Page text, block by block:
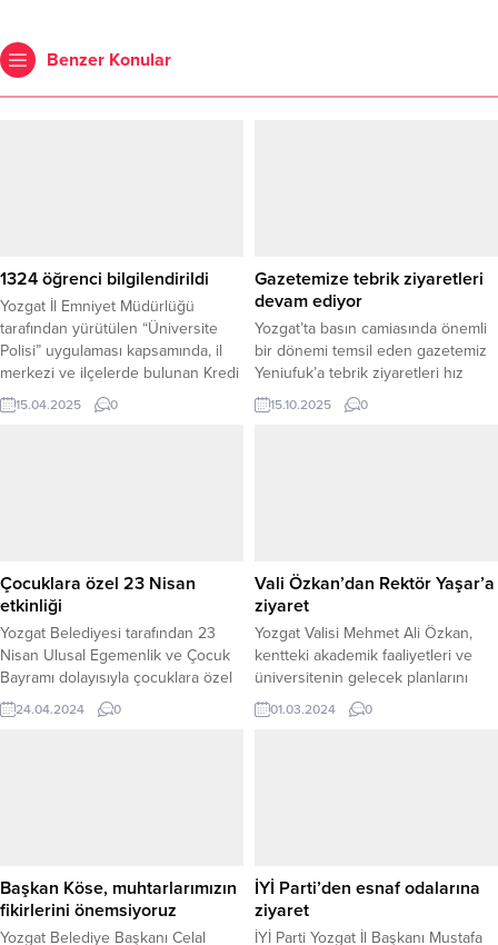
Benzer Konular
1324 öğrenci bilgilendirildi
Yozgat İl Emniyet Müdürlüğü
tarafından yürütülen “Üniversite
Polisi” uygulaması kapsamında, il
merkezi ve ilçelerde bulunan Kredi
Yurtlar Kurumu (KYK) ve özel
öğrenci yurtlarında eğitim ve
Öğrencilere...
15.04.2025 0
Gazetemize tebrik ziyaretleri
devam ediyor
Yozgat’ta basın camiasında önemli
bir dönemi temsil eden gazetemiz
Yeniufuk’a tebrik ziyaretleri hız
kesmeden devam ediyor.
Gazetemiz imtiyaz sahipliğinde
Başkan Yardımcısı Kazım Emiroğlu
Şimşek...
15.10.2025 0
Çocuklara özel 23 Nisan
etkinliği
Yozgat Belediyesi tarafından 23
Nisan Ulusal Egemenlik ve Çocuk
Bayramı dolayısıyla çocuklara özel
etkinlik düzenlendi.
24.04.2024 0
Vali Özkan’dan Rektör Yaşar’a
ziyaret
Yozgat Valisi Mehmet Ali Özkan,
kentteki akademik faaliyetleri ve
üniversitenin gelecek planlarını
değerlendirmek üzere Bozok
Üniversitesi Rektörü Prof. Dr. Evren
01.03.2024 0
Başkan Köse, muhtarlarımızın
fikirlerini önemsiyoruz
Yozgat Belediye Başkanı Celal
İYİ Parti’den esnaf odalarına
ziyaret
İYİ Parti Yozgat İl Başkanı Mustafa